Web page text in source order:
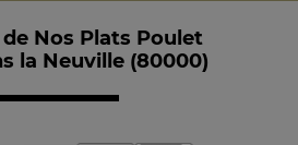
Nos Plats Poulet
la Neuville (80000)